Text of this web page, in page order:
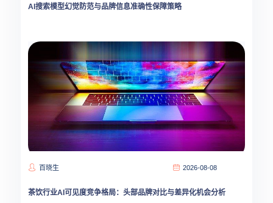
AI搜索模型幻觉防范与品牌信息准确性保障策略
百晓生 2026-08-08
茶饮行业AI可见度竞争格局：头部品牌对比与差异化机会分析